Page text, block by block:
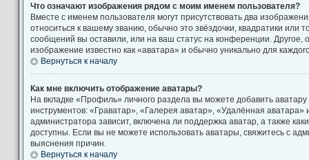
Что означают изображения рядом с моим именем пользователя?
Вместе с именем пользователя могут присутствовать два
относиться к вашему званию, обычно это звёздочки, квадратики или
сообщений вы оставили, или на ваш статус на конференции. Другое,
изображение известно как «аватара» и обычно уникально для
Вернуться к началу
Как мне включить отображение аватары?
На вкладке «Профиль» личного раздела вы можете добавить
инструментов: «Граватар», «Галерея аватар», «Удалённая
администратора зависит, включена ли поддержка аватар, а также
доступны. Если вы не можете использовать аватары, свяжитесь с
выяснения причин.
Вернуться к началу